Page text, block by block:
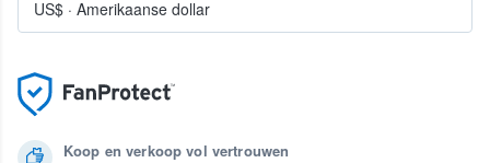
Koop en verkoop vol vertrouwen
US$ · Amerikaanse dollar